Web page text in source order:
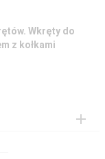
Wkręty do
z kołkami